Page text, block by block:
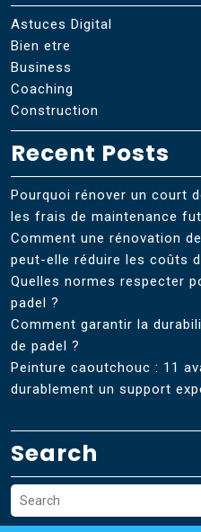
Astuces Digital
Bien etre
Business
Coaching
Construction
Recent Posts
Pourquoi rénover un court
les frais de maintenance
Comment une rénovation
peut-elle réduire les coûts
Quelles normes respecter
padel ?
Comment garantir la
de padel ?
Peinture caoutchouc : 11
durablement un support
Search